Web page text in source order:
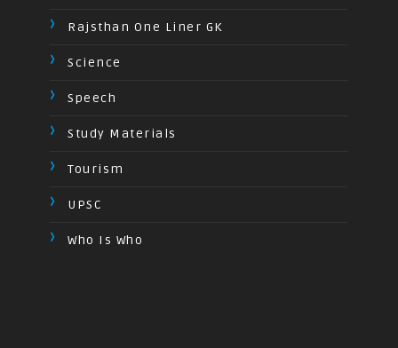
Rajsthan One Liner GK
Science
Speech
Study Materials
Tourism
UPSC
Who Is Who